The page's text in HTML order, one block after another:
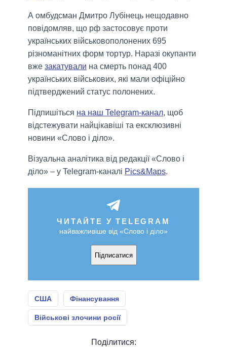
А омбудсман Дмитро Лубінець нещодавно
повідомляв, що рф застосовує проти
українських військовополонених 695
різноманітних форм тортур. Наразі окупанти
вже закатували на смерть понад 400
українських військових, які мали офіційно
підтверджений статус полонених.
Підпишіться на наш Telegram-канал, щоб
відстежувати найцікавіші та ексклюзивні
новини «Слово і діло».
Візуальна аналітика від редакції «Слово і
діло» – у Telegram-каналі Pics&Maps.
ЧИТАЙТЕ У TELEGRAM
найважливіше від «Слово і діло»
Підписатися
США Фінансування
Військові злочини росії
Поділитися: